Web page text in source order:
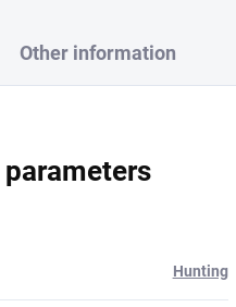
Other information
Hunting